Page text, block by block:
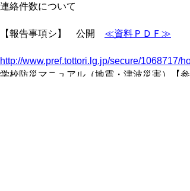
連絡件数について
【報告事項シ】 公開 ≪資料ＰＤＦ≫
http://www.pref.tottori.lg.jp/secure/1068717/
学校防災マニュアル（地震・津波災害）【参